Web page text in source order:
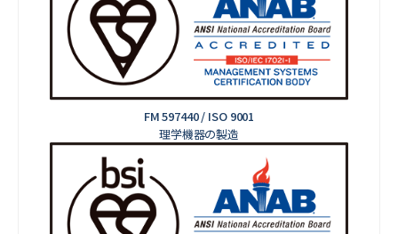
FM 597440 / ISO 9001
理学機器の製造